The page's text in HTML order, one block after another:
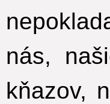
nás,
kňazov,